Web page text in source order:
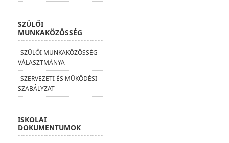
SZÜLŐI
MUNKAKÖZÖSSÉG
SZÜLŐI MUNKAKÖZÖSSÉG
VÁLASZTMÁNYA
SZERVEZETI ÉS MŰKÖDÉSI
SZABÁLYZAT
ISKOLAI
DOKUMENTUMOK